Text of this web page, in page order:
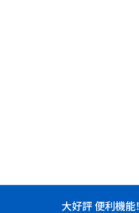
大好評 便利機能！